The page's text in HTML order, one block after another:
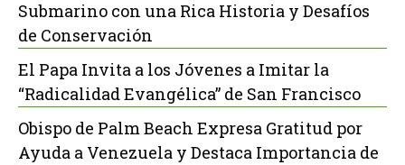
Submarino con una Rica Historia y Desafíos
de Conservación
El Papa Invita a los Jóvenes a Imitar la
“Radicalidad Evangélica” de San Francisco
Obispo de Palm Beach Expresa Gratitud por
Ayuda a Venezuela y Destaca Importancia de